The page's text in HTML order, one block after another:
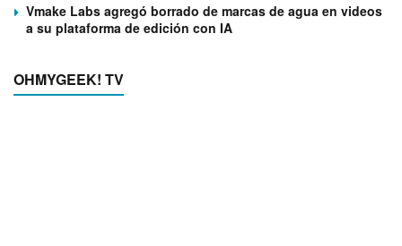
Vmake Labs agregó borrado de marcas de agua en videos
a su plataforma de edición con IA
OHMYGEEK! TV